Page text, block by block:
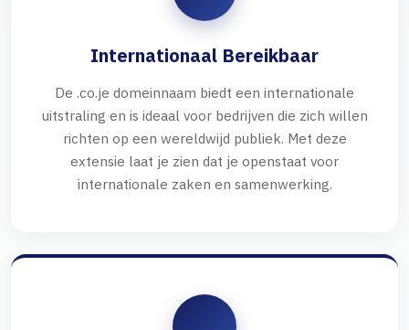
Internationaal Bereikbaar
De .co.je domeinnaam biedt een internationale
uitstraling en is ideaal voor bedrijven die zich willen
richten op een wereldwijd publiek. Met deze
extensie laat je zien dat je openstaat voor
internationale zaken en samenwerking.